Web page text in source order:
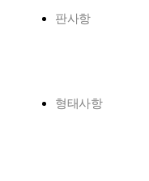
판사항
형태사항